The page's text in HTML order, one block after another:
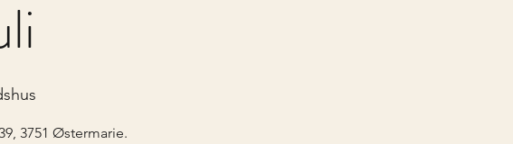
3751 Østermarie.